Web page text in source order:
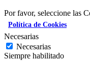
Por favor, seleccione las
Política de Cookies
Necesarias
Necesarias
Siempre habilitado